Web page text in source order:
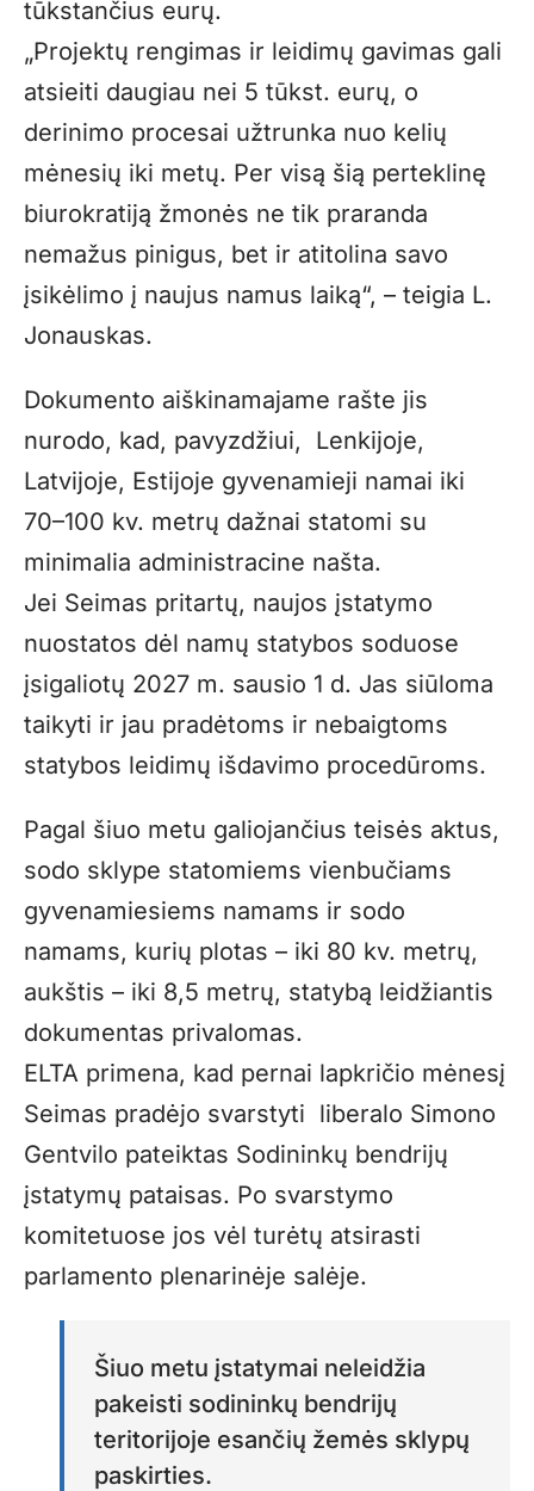
tūkstančius eurų.
„Projektų rengimas ir leidimų gavimas gali
atsieiti daugiau nei 5 tūkst. eurų, o
derinimo procesai užtrunka nuo kelių
mėnesių iki metų. Per visą šią perteklinę
biurokratiją žmonės ne tik praranda
nemažus pinigus, bet ir atitolina savo
įsikėlimo į naujus namus laiką“, – teigia L.
Jonauskas.
Dokumento aiškinamajame rašte jis
nurodo, kad, pavyzdžiui, Lenkijoje,
Latvijoje, Estijoje gyvenamieji namai iki
70–100 kv. metrų dažnai statomi su
minimalia administracine našta.
Jei Seimas pritartų, naujos įstatymo
nuostatos dėl namų statybos soduose
įsigaliotų 2027 m. sausio 1 d. Jas siūloma
taikyti ir jau pradėtoms ir nebaigtoms
statybos leidimų išdavimo procedūroms.
Pagal šiuo metu galiojančius teisės aktus,
sodo sklype statomiems vienbučiams
gyvenamiesiems namams ir sodo
namams, kurių plotas – iki 80 kv. metrų,
aukštis – iki 8,5 metrų, statybą leidžiantis
dokumentas privalomas.
ELTA primena, kad pernai lapkričio mėnesį
Seimas pradėjo svarstyti liberalo Simono
Gentvilo pateiktas Sodininkų bendrijų
įstatymų pataisas. Po svarstymo
komitetuose jos vėl turėtų atsirasti
parlamento plenarinėje salėje.
Šiuo metu įstatymai neleidžia
pakeisti sodininkų bendrijų
teritorijoje esančių žemės sklypų
paskirties.